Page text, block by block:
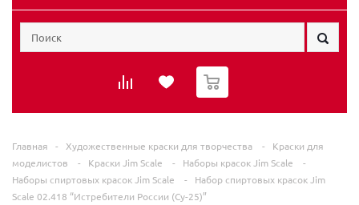
0
Главная - Художественные краски для творчества -
Краски для
моделистов
- Краски Jim Scale - Наборы красок Jim Scale
-
Наборы спиртовых красок Jim Scale
-
Набор спиртовых красок Jim
Scale 02.418 “Истребители России (Су-25)”